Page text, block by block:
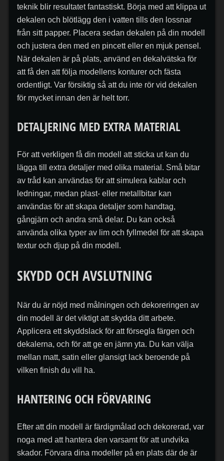
teknik blir resultatet fantastiskt. Börja med att klippa ut
dekalen och blötlägg den i vatten tills den lossnar
från sitt papper. Placera sedan dekalen på din modell
och justera den med en pincett eller en mjuk pensel.
När dekalen är på plats, använd en dekalvätska för
att få den att följa modellens konturer och fästa
ordentligt. Var försiktig så att du inte rör vid dekalen
för mycket innan den är helt torr.
DETALJERING MED EXTRA MATERIAL
För att verkligen få din modell att sticka ut kan du
lägga till extra detaljer med olika material. Små bitar
av tråd kan användas för att simulera kablar och
ledningar, medan plast- eller metallbitar kan
användas för att skapa detaljer som handtag,
gångjärn och andra små delar. Du kan också
använda olika typer av lim och fyllmedel för att skapa
textur och djup på din modell.
SKYDD OCH AVSLUTNING
När du är nöjd med målningen och dekoreringen av
din modell är det viktigt att skydda ditt arbete.
Applicera ett skyddslack för att försegla färgen och
dekalerna, och för att ge en jämn yta. Du kan välja
mellan matt, satin eller glansigt lack beroende på
vilken finish du vill ha.
HANTERING OCH FÖRVARING
Efter att din modell är färdigmålad och dekorerad, var
noga med att hantera den varsamt för att undvika
skador. Förvara dina modeller på en plats där de är